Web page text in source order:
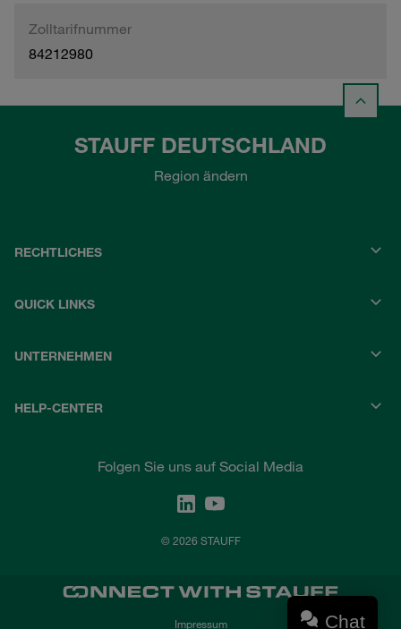
Zolltarifnummer
84212980
STAUFF DEUTSCHLAND
Region ändern
RECHTLICHES
QUICK LINKS
UNTERNEHMEN
HELP-CENTER
Folgen Sie uns auf Social Media
© 2026 STAUFF
Impressum Chat